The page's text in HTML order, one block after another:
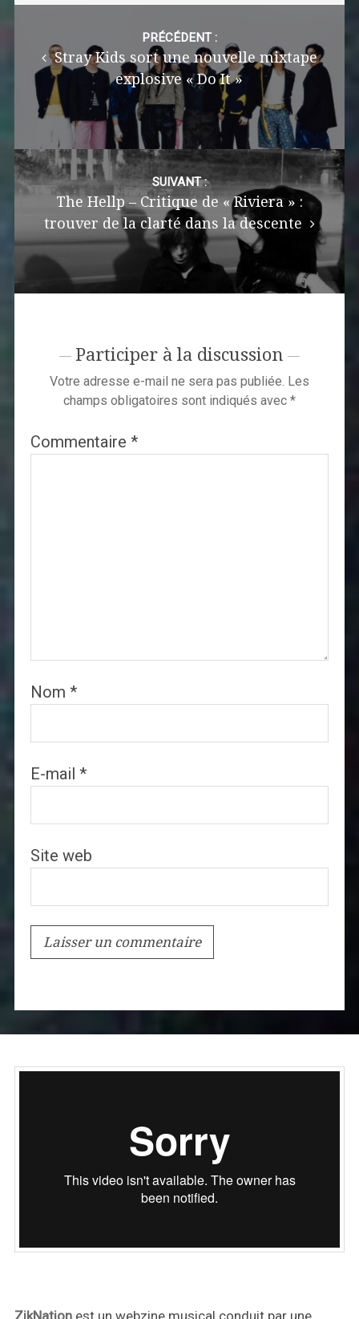
navigation
PRÉCÉDENT :
Stray Kids sort une nouvelle mixtape
explosive « Do It »
SUIVANT :
The Hellp – Critique de « Riviera » :
trouver de la clarté dans la descente
Participer à la discussion
Votre adresse e-mail ne sera pas publiée. Les
champs obligatoires sont indiqués avec *
Commentaire *
Nom *
E-mail *
Site web
ZikNationest un webzine musical conduit par une